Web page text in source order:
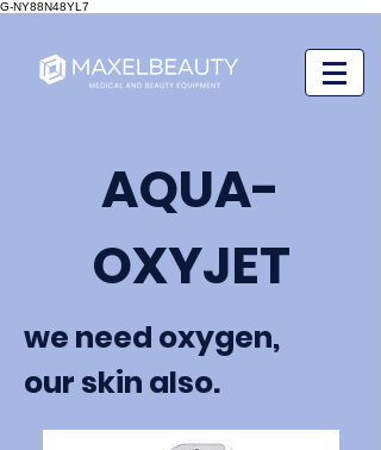
G-NY88N48YL7
AQUA-
OXYJET
we need oxygen,
our skin also.